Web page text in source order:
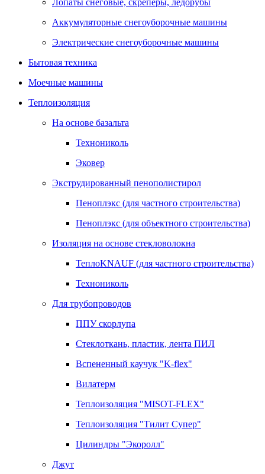
Лопаты снеговые, скреперы, ледорубы
Аккумуляторные снегоуборочные машины
Электрические снегоуборочные машины
Бытовая техника
Моечные машины
Теплоизоляция
На основе базальта
Технониколь
Эковер
Экструдированный пенополистирол
Пеноплэкс (для частного строительства)
Пеноплэкс (для объектного строительства)
Изоляция на основе стекловолокна
ТеплоKNAUF (для частного строительства)
Технониколь
Для трубопроводов
ППУ скорлупа
Стеклоткань, пластик, лента ПИЛ
Вспененный каучук "K-flex"
Вилатерм
Теплоизоляция "MISOT-FLEX"
Теплоизоляция "Тилит Супер"
Цилиндры "Экоролл"
Джут